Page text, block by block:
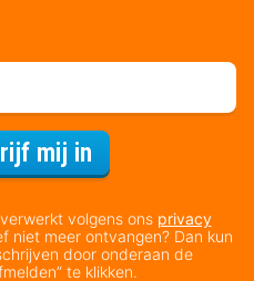
mij in
volgens ons privacy
niet meer ontvangen? Dan kun
door onderaan de
te klikken.